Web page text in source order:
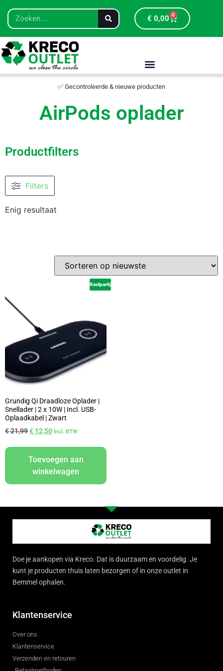
€ 0,00 0
✅ Gecontroleerde & nieuwe producten
AirPods oplader
Productfilters
Filters
Enig resultaat
Restpartij
Grundig Qi Draadloze Oplader |
Snellader | 2 x 10W | Incl. USB-
Oplaadkabel | Zwart
€21,99€ 12,50 Incl. BTW
Toevoegen aan
winkelwagen
Doe je aankopen via Kreco. Dat is duurzaam en voordelig. Je
kunt je producten thuis laten bezorgen of in onze outlet in
Bemmel ophalen.
Klantenservice
Over ons
Klantenservice
Verzenden en retouren